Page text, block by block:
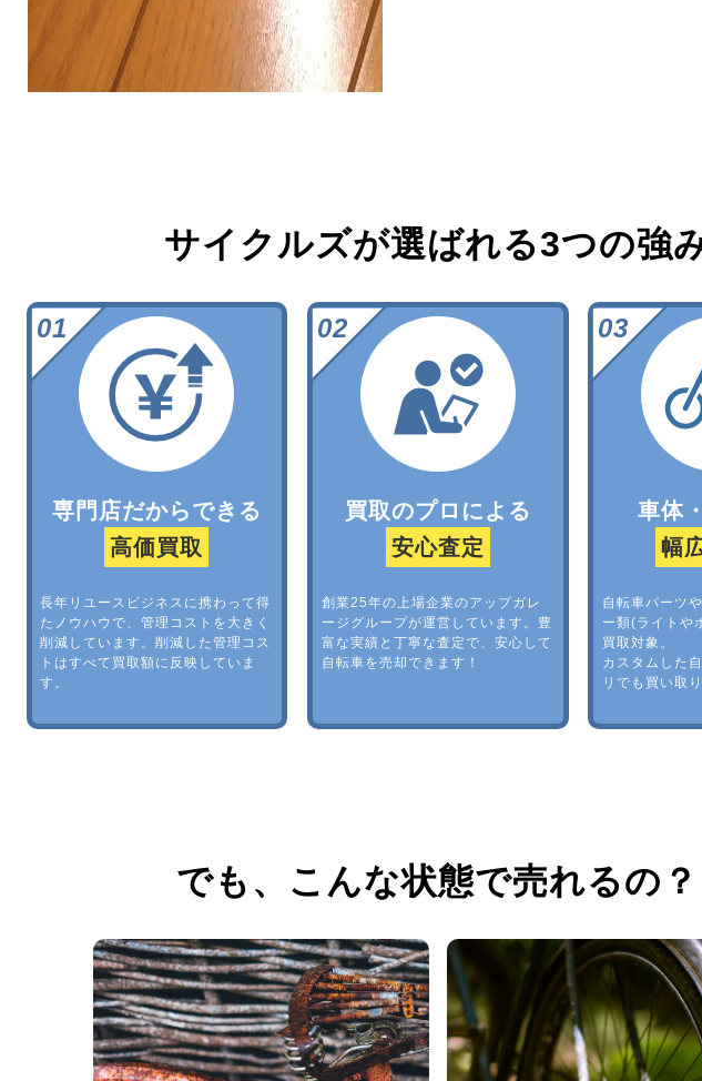
サイクルズが選ばれる3つの強
専門店だからできる
高価買取
長年リユースビジネスに携わって得
たノウハウで、管理コストを大きく
削減しています。削減した管理コス
トはすべて買取額に反映していま
す。
買取のプロによる
安心査定
創業25年の上場企業のアップガレ
ージグループが運営しています。豊
富な実績と丁寧な査定で、安心して
自転車を売却できます！
車体
幅
自転車パーツ
ー類(ライトや
買取対象。
カスタムした
リでも買い取
でも、 こんな状態で売れるの？